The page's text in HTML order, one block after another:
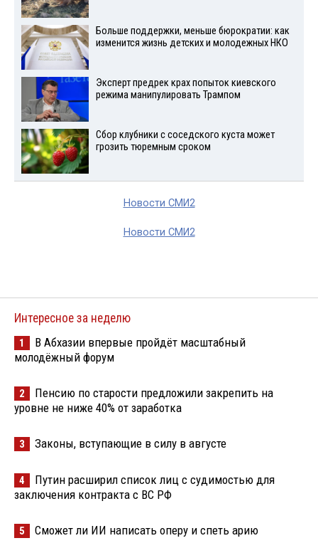
Больше поддержки, меньше бюрократии: как
изменится жизнь детских и молодежных НКО
Эксперт предрек крах попыток киевского
режима манипулировать Трампом
Сбор клубники с соседского куста может
грозить тюремным сроком
Новости СМИ2
Новости СМИ2
Интересное за неделю
1
В Абхазии впервые пройдёт масштабный
молодёжный форум
2
Пенсию по старости предложили закрепить на
уровне не ниже 40% от заработка
3 Законы, вступающие в силу в августе
4
Путин расширил список лиц с судимостью для
заключения контракта с ВС РФ
5 Сможет ли ИИ написать оперу и спеть арию